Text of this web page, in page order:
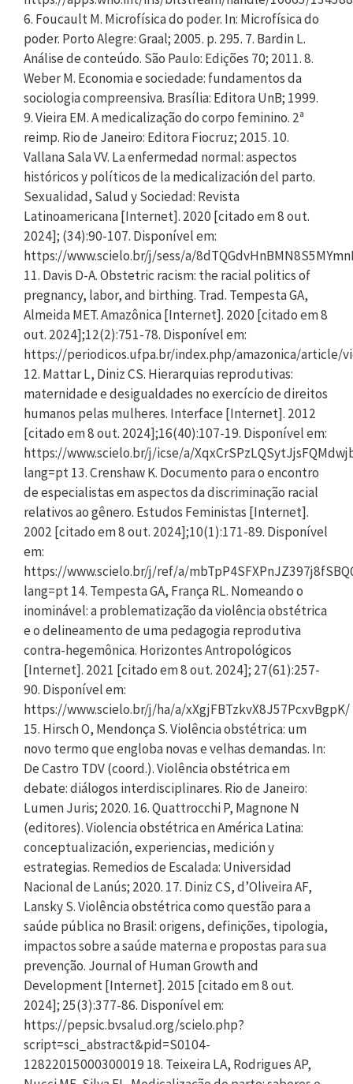
6. Foucault M. Microfísica do poder. In: Microfísica do
poder. Porto Alegre: Graal; 2005. p. 295. 7. Bardin L.
Análise de conteúdo. São Paulo: Edições 70; 2011. 8.
Weber M. Economia e sociedade: fundamentos da
sociologia compreensiva. Brasília: Editora UnB; 1999.
9. Vieira EM. A medicalização do corpo feminino. 2ª
reimp. Rio de Janeiro: Editora Fiocruz; 2015. 10.
Vallana Sala VV. La enfermedad normal: aspectos
históricos y políticos de la medicalización del parto.
Sexualidad, Salud y Sociedad: Revista
Latinoamericana [Internet]. 2020 [citado em 8 out.
2024]; (34):90-107. Disponível em:
https://www.scielo.br/j/sess/a/
11. Davis D-A. Obstetric racism: the racial politics of
pregnancy, labor, and birthing. Trad. Tempesta GA,
Almeida MET. Amazônica [Internet]. 2020 [citado em 8
out. 2024];12(2):751-78. Disponível em:
https://periodicos.ufpa.br/index.php/amazonica/article/
12. Mattar L, Diniz CS. Hierarquias reprodutivas:
maternidade e desigualdades no exercício de direitos
humanos pelas mulheres. Interface [Internet]. 2012
[citado em 8 out. 2024];16(40):107-19. Disponível em:
https://www.scielo.br/j/icse/a/
lang=pt 13. Crenshaw K. Documento para o encontro
de especialistas em aspectos da discriminação racial
relativos ao gênero. Estudos Feministas [Internet].
2002 [citado em 8 out. 2024];10(1):171-89. Disponível
em:
https://www.scielo.br/j/ref/a/
lang=pt 14. Tempesta GA, França RL. Nomeando o
inominável: a problematização da violência obstétrica
e o delineamento de uma pedagogia reprodutiva
contra-hegemônica. Horizontes Antropológicos
[Internet]. 2021 [citado em 8 out. 2024]; 27(61):257-
90. Disponível em:
https://www.scielo.br/j/ha/a/xXgjFBTzkvX8J57PcxvBgpK/
15. Hirsch O, Mendonça S. Violência obstétrica: um
novo termo que engloba novas e velhas demandas. In:
De Castro TDV (coord.). Violência obstétrica em
debate: diálogos interdisciplinares. Rio de Janeiro:
Lumen Juris; 2020. 16. Quattrocchi P, Magnone N
(editores). Violencia obstétrica en América Latina:
conceptualización, experiencias, medición y
estrategias. Remedios de Escalada: Universidad
Nacional de Lanús; 2020. 17. Diniz CS, d’Oliveira AF,
Lansky S. Violência obstétrica como questão para a
saúde pública no Brasil: origens, definições, tipologia,
impactos sobre a saúde materna e propostas para sua
prevenção. Journal of Human Growth and
Development [Internet]. 2015 [citado em 8 out.
2024]; 25(3):377-86. Disponível em:
https://pepsic.bvsalud.org/scielo.php?
script=sci_abstract&pid=S0104-
12822015000300019 18. Teixeira LA, Rodrigues AP,